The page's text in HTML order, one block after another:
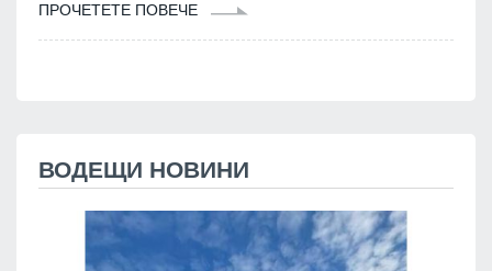
ПРОЧЕТЕТЕ ПОВЕЧЕ
ВОДЕЩИ НОВИНИ